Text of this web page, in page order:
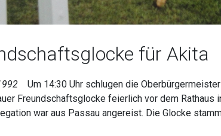
für Akita
Um 14:30 Uhr schlugen die
Freundschaftsglocke feierlich vor dem Rathaus
war aus Passau angereist. Die Glocke